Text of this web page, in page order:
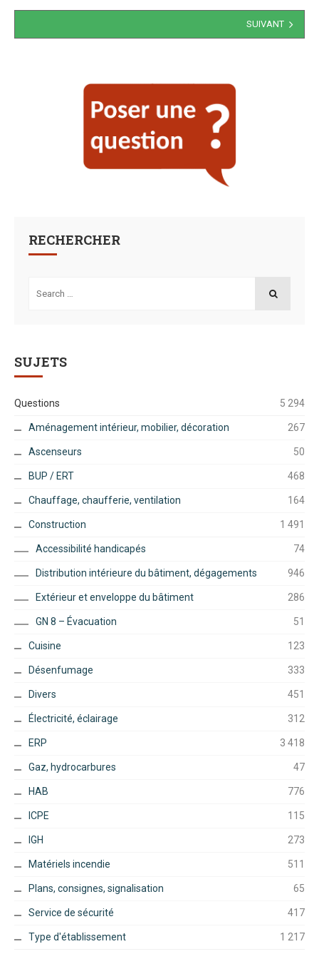
Navigation
des
SUIVANT
RECHERCHER
for:
SUJETS
Questions 5 294
Aménagement intérieur, mobilier, décoration 267
Ascenseurs 50
BUP / ERT 468
Chauffage, chaufferie, ventilation 164
Construction 1 491
Accessibilité handicapés 74
Distribution intérieure du bâtiment, dégagements 946
Extérieur et enveloppe du bâtiment 286
GN 8 – Évacuation 51
Cuisine 123
Désenfumage 333
Divers 451
Électricité, éclairage 312
ERP 3 418
Gaz, hydrocarbures 47
HAB 776
ICPE 115
IGH 273
Matériels incendie 511
Plans, consignes, signalisation 65
Service de sécurité 417
Type d'établissement 1 217